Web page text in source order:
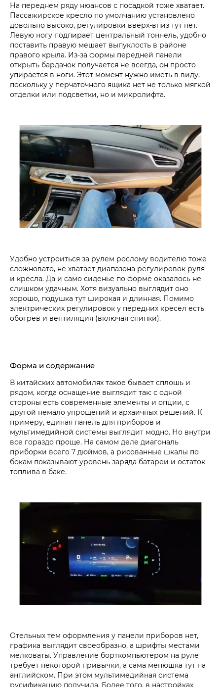
На переднем ряду нюансов с посадкой тоже хватает.
Пассажирское кресло по умолчанию установлено
довольно высоко, регулировки вверх-вниз тут нет.
Левую ногу подпирает центральный тоннель, удобно
поставить правую мешает выпуклость в районе
правого крыла. Из-за формы передней панели
открыть бардачок получается не всегда, он просто
упирается в ноги. Этот момент нужно иметь в виду,
поскольку у перчаточного ящика нет не только мягкой
отделки или подсветки, но и микролифта.
Удобно устроиться за рулем рослому водителю тоже
сложновато, не хватает диапазона регулировок руля
и кресла. Да и само сиденье по форме оказалось не
слишком удачным. Хотя визуально выглядит оно
хорошо, подушка тут широкая и длинная. Помимо
электрических регулировок у передних кресел есть
обогрев и вентиляция (включая спинки).
Форма и содержание
В китайских автомобилях такое бывает сплошь и
рядом, когда оснащение выглядит так: с одной
стороны есть современные элементы и опции, с
другой немало упрощений и архаичных решений. К
примеру, единая панель для приборов и
мультимедийной системы выглядит модно. Но внутри
все гораздо проще. На самом деле диагональ
приборки всего 7 дюймов, а рисованные шкалы по
бокам показывают уровень заряда батареи и остаток
топлива в баке.
Отельных тем оформления у панели приборов нет,
графика выглядит своеобразно, а шрифты местами
мелковаты. Управление борткомпьютером на руле
требует некоторой привычки, а сама менюшка тут на
английском. При этом мультимедийная система
русификацию получила. Более того, в настройках